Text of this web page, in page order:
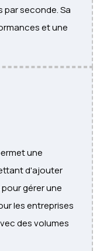
par seconde. Sa
et une
une
d'ajouter
gérer une
les entreprises
des volumes